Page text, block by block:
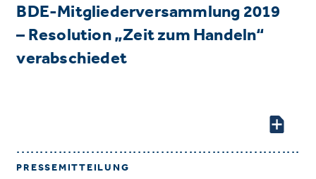
BDE-Mitgliederversammlung 2019
– Resolution „Zeit zum Handeln“
verabschiedet
PRESSEMITTEILUNG